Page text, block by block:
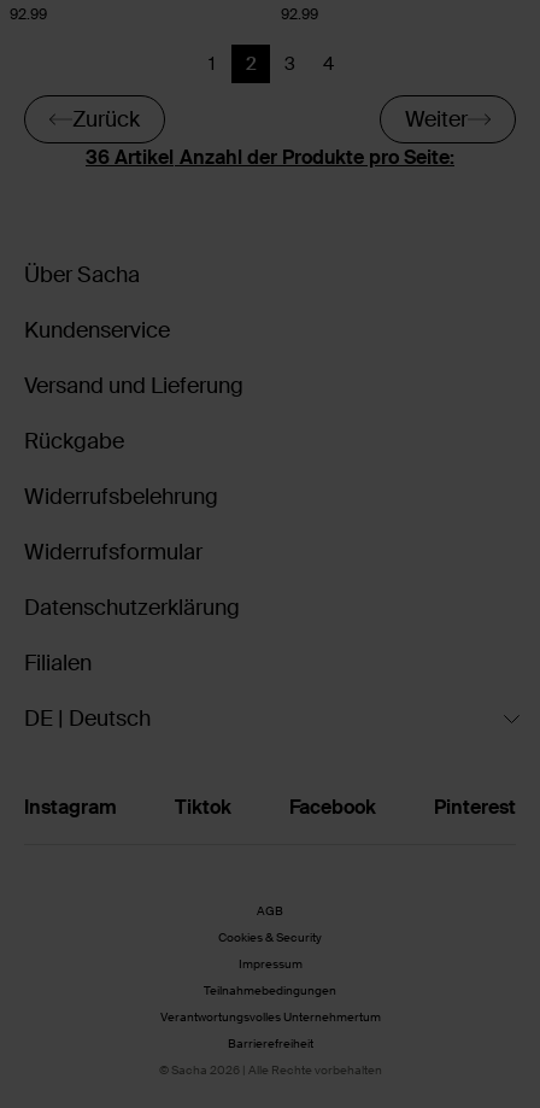
92.99
92.99
Anzahl der Produkte pro Seite:
Zurück
Zurück
1
Aktuelle Seite
2
Zurück
3
Zurück
4
Weiter
Über Sacha
Kundenservice
Versand und Lieferung
Rückgabe
Widerrufsbelehrung
Widerrufsformular
Datenschutzerklärung
Filialen
DE | Deutsch
Instagram Tiktok Facebook Pinterest
AGB
Cookies & Security
Impressum
Teilnahmebedingungen
Verantwortungsvolles Unternehmertum
Barrierefreiheit
© Sacha 2026 | Alle Rechte vorbehalten